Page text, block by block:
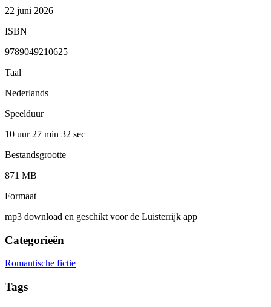
22 juni 2026
ISBN
9789049210625
Taal
Nederlands
Speelduur
10 uur 27 min 32 sec
Bestandsgrootte
871 MB
Formaat
mp3 download en geschikt voor de Luisterrijk app
Categorieën
Romantische fictie
Tags